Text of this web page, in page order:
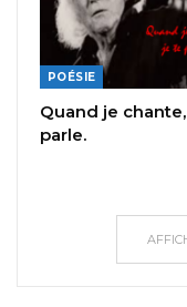
POÉSIE
Quand je
parle.